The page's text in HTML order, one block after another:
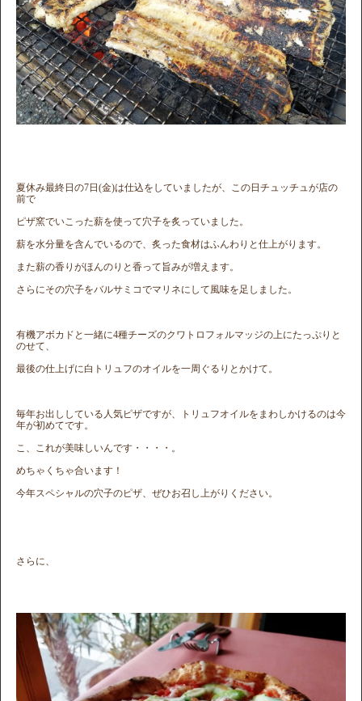
夏休み最終日の7日(金)は仕込をしていましたが、この日チュッチュが店の
前で
ピザ窯でいこった薪を使って穴子を炙っていました。
薪を水分量を含んでいるので、炙った食材はふんわりと仕上がります。
また薪の香りがほんのりと香って旨みが増えます。
さらにその穴子をバルサミコでマリネにして風味を足しました。
有機アボカドと一緒に4種チーズのクワトロフォルマッジの上にたっぷりと
のせて、
最後の仕上げに白トリュフのオイルを一周ぐるりとかけて。
毎年お出ししている人気ピザですが、トリュフオイルをまわしかけるのは今
年が初めてです。
こ、これが美味しいんです・・・・。
めちゃくちゃ合います！
今年スペシャルの穴子のピザ、ぜひお召し上がりください。
さらに、